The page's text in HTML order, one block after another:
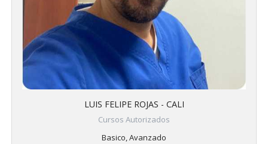
LUIS FELIPE ROJAS - CALI
Cursos Autorizados
Basico, Avanzado